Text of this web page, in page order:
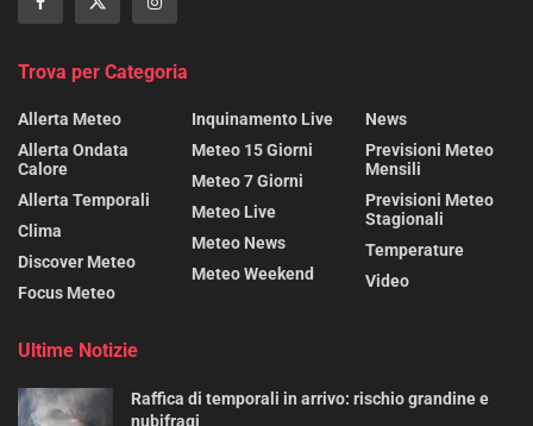
Trova per Categoria
Allerta Meteo
Allerta Ondata
Calore
Allerta Temporali
Clima
Discover Meteo
Focus Meteo
Inquinamento Live
Meteo 15 Giorni
Meteo 7 Giorni
Meteo Live
Meteo News
Meteo Weekend
News
Previsioni Meteo
Mensili
Previsioni Meteo
Stagionali
Temperature
Video
Ultime Notizie
Raffica di temporali in arrivo: rischio grandine e
nubifragi